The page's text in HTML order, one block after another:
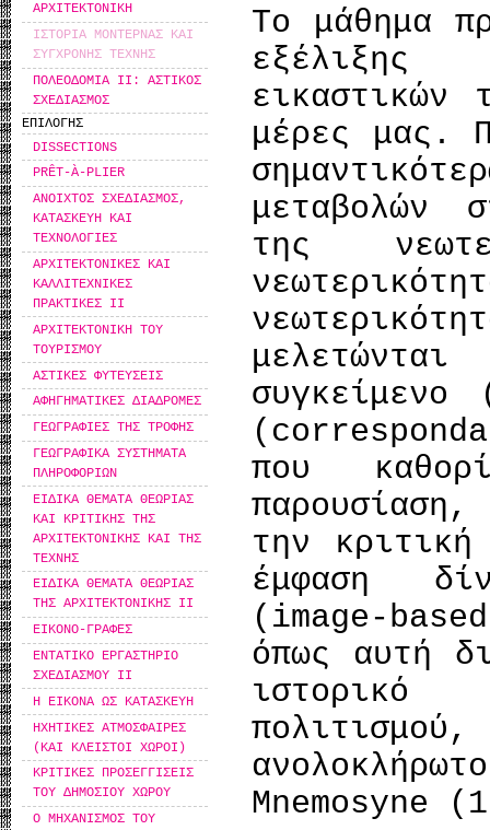
ΑΡΧΙΤΕΚΤΟΝΙΚΗ
ΙΣΤΟΡΙΑ ΜΟΝΤΕΡΝΑΣ ΚΑΙ
ΣΥΓΧΡΟΝΗΣ ΤΕΧΝΗΣ
ΠΟΛΕΟΔΟΜΙΑ ΙΙ: ΑΣΤΙΚΟΣ
ΣΧΕΔΙΑΣΜΟΣ
ΕΠΙΛΟΓΗΣ
DISSECTIONS
PRÊT-À-PLIER
ΑΝΟΙΧΤΟΣ ΣΧΕΔΙΑΣΜΟΣ,
ΚΑΤΑΣΚΕΥΗ ΚΑΙ
ΤΕΧΝΟΛΟΓΙΕΣ
ΑΡΧΙΤΕΚΤΟΝΙΚΕΣ ΚΑΙ
ΚΑΛΛΙΤΕΧΝΙΚΕΣ
ΠΡΑΚΤΙΚΕΣ ΙΙ
ΑΡΧΙΤΕΚΤΟΝΙΚΗ ΤΟΥ
ΤΟΥΡΙΣΜΟΥ
ΑΣΤΙΚΕΣ ΦΥΤΕΥΣΕΙΣ
ΑΦΗΓΗΜΑΤΙΚΕΣ ΔΙΑΔΡΟΜΕΣ
ΓΕΩΓΡΑΦΙΕΣ ΤΗΣ ΤΡΟΦΗΣ
ΓΕΩΓΡΑΦΙΚΑ ΣΥΣΤΗΜΑΤΑ
ΠΛΗΡΟΦΟΡΙΩΝ
ΕΙΔΙΚΑ ΘΕΜΑΤΑ ΘΕΩΡΙΑΣ
ΚΑΙ ΚΡΙΤΙΚΗΣ ΤΗΣ
ΑΡΧΙΤΕΚΤΟΝΙΚΗΣ ΚΑΙ ΤΗΣ
ΤΕΧΝΗΣ
ΕΙΔΙΚΑ ΘΕΜΑΤΑ ΘΕΩΡΙΑΣ
ΤΗΣ ΑΡΧΙΤΕΚΤΟΝΙΚΗΣ ΙΙ
ΕΙΚΟΝΟ-ΓΡΑΦΕΣ
ΕΝΤΑΤΙΚΟ ΕΡΓΑΣΤΗΡΙΟ
ΣΧΕΔΙΑΣΜΟΥ ΙΙ
Η ΕΙΚΟΝΑ ΩΣ ΚΑΤΑΣΚΕΥΗ
ΗΧΗΤΙΚΕΣ ΑΤΜΟΣΦΑΙΡΕΣ
(ΚΑΙ ΚΛΕΙΣΤΟΙ ΧΩΡΟΙ)
ΚΡΙΤΙΚΕΣ ΠΡΟΣΕΓΓΙΣΕΙΣ
ΤΟΥ ΔΗΜΟΣΙΟΥ ΧΩΡΟΥ
Ο ΜΗΧΑΝΙΣΜΟΣ ΤΟΥ
Το μάθημα
μέρες μας.
μεταβολών
της
που
την
έμφαση
(image-
όπως αυτή
Mnemosyne